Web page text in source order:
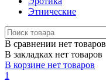
Этнические
В сравнении нет товаров
В закладках нет товаров
В корзине нет товаров
1